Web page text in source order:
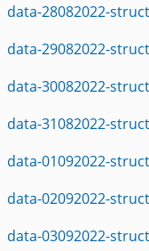
data-28082022-
data-29082022-
data-30082022-
data-31082022-
data-01092022-
data-02092022-
data-03092022-